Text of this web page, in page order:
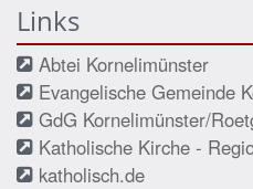
Links
Abtei Kornelimünster
Evangelische Gemeinde
GdG Kornelimünster/
Katholische Kirche -
katholisch.de